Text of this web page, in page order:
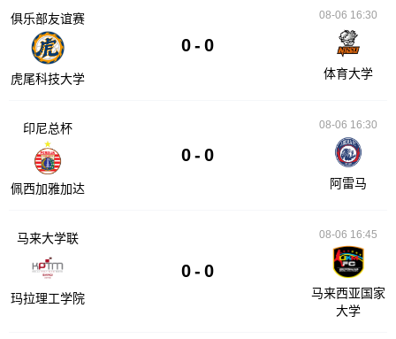
俱乐部友谊赛
虎尾科技大学
0 - 0
08-06 16:30
体育大学
印尼总杯
佩西加雅加达
0 - 0
08-06 16:30
阿雷马
马来大学联
玛拉理工学院
0 - 0
08-06 16:45
马来西亚国家
大学